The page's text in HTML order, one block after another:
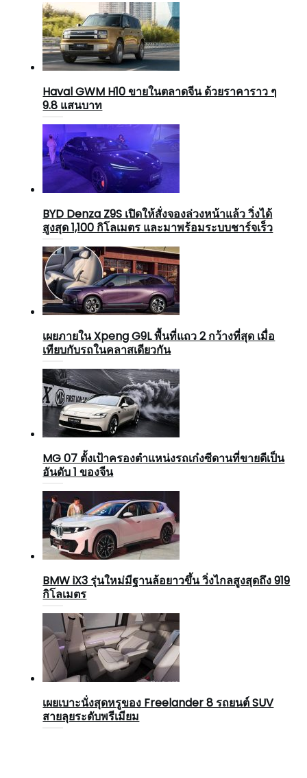
Haval GWM H10 ขายในตลาดจีน ด้วยราคาราว ๆ
9.8 แสนบาท
BYD Denza Z9S เปิดให้สั่งจองล่วงหน้าแล้ว วิ่งได้
สูงสุด 1,100 กิโลเมตร และมาพร้อมระบบชาร์จเร็ว
เผยภายใน Xpeng G9L พื้นที่แถว 2 กว้างที่สุด เมื่อ
เทียบกับรถในคลาสเดียวกัน
MG 07 ตั้งเป้าครองตำแหน่งรถเก๋งซีดานที่ขายดีเป็น
อันดับ 1 ของจีน
BMW iX3 รุ่นใหม่มีฐานล้อยาวขึ้น วิ่งไกลสูงสุดถึง 919
กิโลเมตร
เผยเบาะนั่งสุดหรูของ Freelander 8 รถยนต์ SUV
สายลุยระดับพรีเมียม